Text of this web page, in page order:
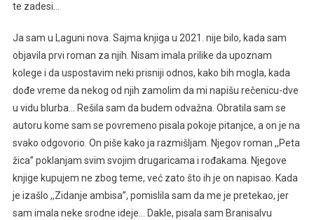
te zadesi…
Ja sam u Laguni nova. Sajma knjiga u 2021. nije bilo, kada sam
objavila prvi roman za njih. Nisam imala prilike da upoznam
kolege i da uspostavim neki prisniji odnos, kako bih mogla, kada
dođe vreme da nekog od njih zamolim da mi napišu rečenicu-dve
u vidu blurba… Rešila sam da budem odvažna. Obratila sam se
autoru kome sam se povremeno pisala pokoje pitanjce, a on je na
svako odgovorio. On piše kako ja razmišljam. Njegov roman ,,Peta
žica’’ poklanjam svim svojim drugaricama i rođakama. Njegove
knjige kupujem ne zbog teme, već zato što ih je on napisao. Kada
je izašlo ,,Zidanje ambisa’’, pomislila sam da me je pretekao, jer
sam imala neke srodne ideje… Dakle, pisala sam Branisalvu